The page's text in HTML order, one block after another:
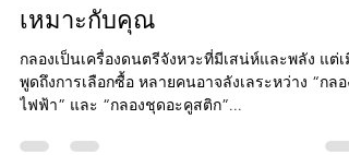
🥁 กลองไฟฟ้ากับกลองชุดอะคูสติ
ต่างกันยังไง? เลือกแบบไหนดีให้
เหมาะกับคุณ
กลองเป็นเครื่องดนตรีจังหวะที่มีเสน่ห์และพลัง แต่เมื่